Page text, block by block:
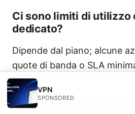
Ci sono limiti di utilizzo
dedicato?
Dipende dal piano; alcune
quote di banda o SLA
NordVPN.
Ci sono rischi comuni
VPN
SPONSORED